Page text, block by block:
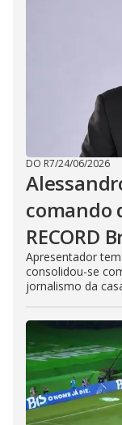
DO R7/24/06/2026
comando
RECORD
Apresentador
consolidou-se
jornalismo da